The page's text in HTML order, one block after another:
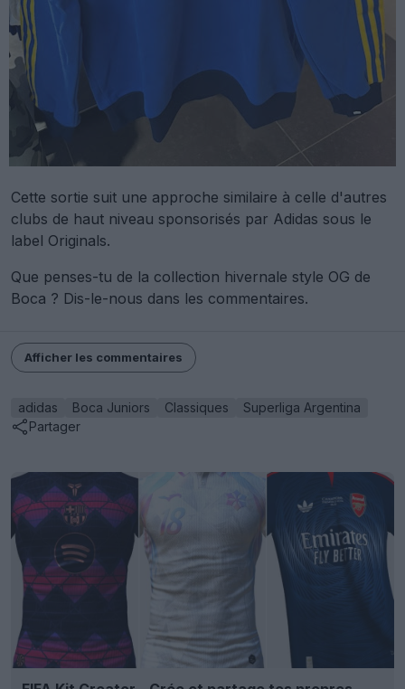
Cette sortie suit une approche similaire à celle d'autres
clubs de haut niveau sponsorisés par Adidas sous le
label Originals.
Que penses-tu de la collection hivernale style OG de
Boca ? Dis-le-nous dans les commentaires.
Afficher les commentaires
adidas Boca Juniors Classiques
Superliga Argentina
Partager